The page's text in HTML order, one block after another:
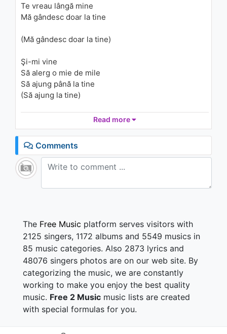
Te vreau lângă mine
Mă gândesc doar la tine
(Mă gândesc doar la tine)
Şi-mi vine
Să alerg o mie de mile
Să ajung până la tine
(Să ajung la tine)
Aş face orice să ajung la tine
M-ai fermecat cu o privire
Căci în privirea ta
Am văzut dragostea (a-a-a-a-a-a-a)
Inima-mi bate mult mai tare
E genul de fată
Ce merită tratată
Cu respect
E mereu ocupată
Munceşte mult, e drept.
Merită alintata
Merită răsfăţată
Read more
Comments
The Free Music platform serves visitors with
2125 singers, 1172 albums and 5549 musics in
85 music categories. Also 2873 lyrics and
48076 singers photos are on our web site. By
categorizing the music, we are constantly
working to make you enjoy the best quality
music. Free 2 Music music lists are created
with special formulas for you.